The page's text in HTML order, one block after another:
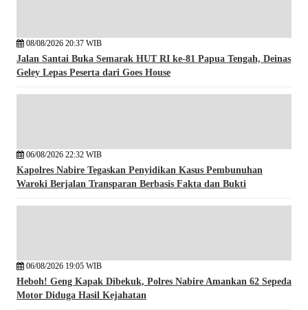
08/08/2026 20:37 WIB
Jalan Santai Buka Semarak HUT RI ke-81 Papua Tengah, Deinas
Geley Lepas Peserta dari Goes House
06/08/2026 22:32 WIB
Kapolres Nabire Tegaskan Penyidikan Kasus Pembunuhan
Waroki Berjalan Transparan Berbasis Fakta dan Bukti
06/08/2026 19:05 WIB
Heboh! Geng Kapak Dibekuk, Polres Nabire Amankan 62 Sepeda
Motor Diduga Hasil Kejahatan